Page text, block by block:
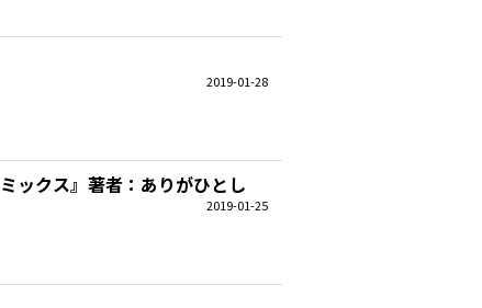
2019-01-28
ックス』著者：ありがひとし
2019-01-25